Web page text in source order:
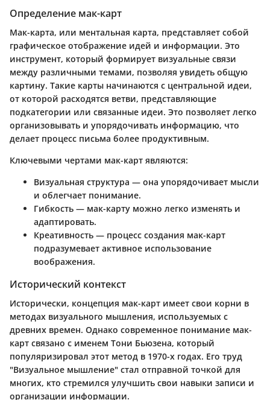
Определение мак-карт
Мак-карта, или ментальная карта, представляет собой
графическое отображение идей и информации. Это
инструмент, который формирует визуальные связи
между различными темами, позволяя увидеть общую
картину. Такие карты начинаются с центральной идеи,
от которой расходятся ветви, представляющие
подкатегории или связанные идеи. Это позволяет легко
организовывать и упорядочивать информацию, что
делает процесс письма более продуктивным.
Ключевыми чертами мак-карт являются:
Визуальная структура — она упорядочивает мысли
и облегчает понимание.
Гибкость — мак-карту можно легко изменять и
адаптировать.
Креативность — процесс создания мак-карт
подразумевает активное использование
воображения.
Исторический контекст
Исторически, концепция мак-карт имеет свои корни в
методах визуального мышления, используемых с
древних времен. Однако современное понимание мак-
карт связано с именем Тони Бьюзена, который
популяризировал этот метод в 1970-х годах. Его труд
"Визуальное мышление" стал отправной точкой для
многих, кто стремился улучшить свои навыки записи и
организации информации.